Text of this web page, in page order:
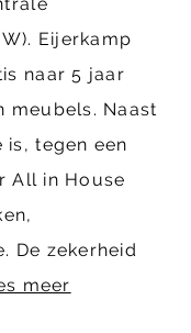
Eijerkamp
naar 5 jaar
meubels. Naast
is, tegen een
All in House
De zekerheid
meer